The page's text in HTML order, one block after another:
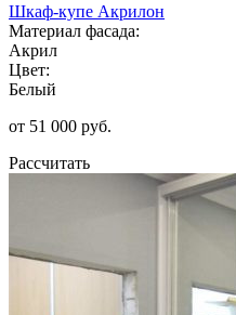
Шкаф-купе Акрилон
Материал фасада:
Акрил
Цвет:
Белый
от 51 000 руб.
Рассчитать